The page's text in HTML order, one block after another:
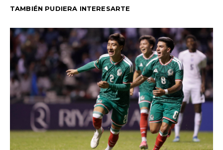
TAMBIÉN PUDIERA INTERESARTE